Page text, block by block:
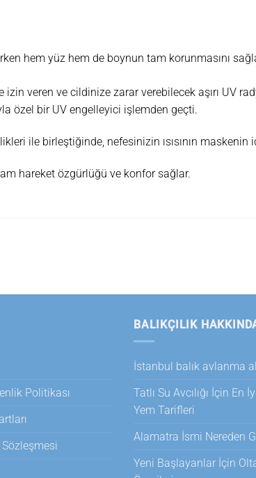
hem yüz hem de boynun tam korunmasını
veren ve cildinize zarar verebilecek aşırı UV
özel bir UV engelleyici işlemden geçti.
ile birleştiğinde, nefesinizin ısısının
hareket özgürlüğü ve konfor sağlar.
Politikası
BALIKÇILIK
İstanbul balık avlanma
Tatlı Su Avcılığı İçin En
Yem Tarifleri
Alamatra İsmi Nereden
Yeni Başlayanlar İçin